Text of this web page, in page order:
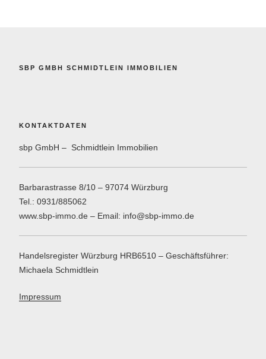
SBP GMBH SCHMIDTLEIN IMMOBILIEN
KONTAKTDATEN
sbp GmbH – Schmidtlein Immobilien
Barbarastrasse 8/10 – 97074 Würzburg
Tel.: 0931/885062
www.sbp-immo.de – Email: info@sbp-immo.de
Handelsregister Würzburg HRB6510 – Geschäftsführer:
Michaela Schmidtlein
Impressum